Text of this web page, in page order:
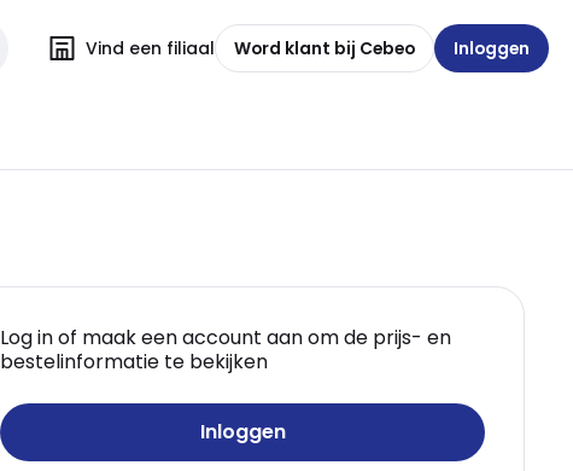
Vind een filiaal Word klant bij Cebeo Inloggen
Log in of maak een account aan om de prijs- en
bestelinformatie te bekijken
Inloggen